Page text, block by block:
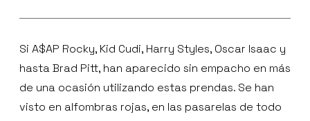
Si A$AP Rocky, Kid Cudi, Harry Styles, Oscar Isaac y
hasta Brad Pitt, han aparecido sin empacho en más
de una ocasión utilizando estas prendas. Se han
visto en alfombras rojas, en las pasarelas de todo